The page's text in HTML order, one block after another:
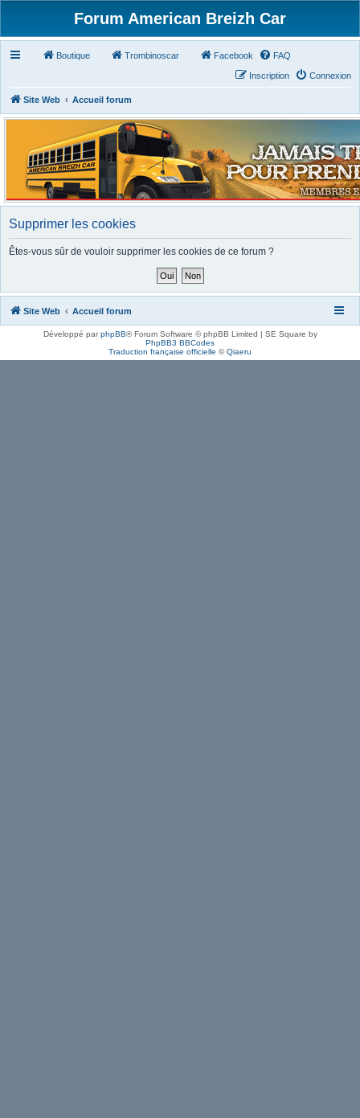
Forum American Breizh Car
Boutique Trombinoscar Facebook FAQ
Connexion
Inscription
Site Web Accueil forum
Supprimer les cookies
Êtes-vous sûr de vouloir supprimer les cookies de ce forum ?
Site Web Accueil forum
Développé parphpBB® Forum Software © phpBB Limited | SE Square by
PhpBB3 BBCodes
Traduction française officielle ©Qiaeru